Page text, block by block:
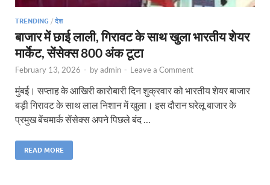
TRENDING / देश
बाजार में छाई लाली, गिरावट के साथ खुला भारतीय शेयर
मार्केट, सेंसेक्स 800 अंक टूटा
February 13, 2026 - byadmin - Leave a Comment
मुंबई। सप्ताह के आखिरी कारोबारी दिन शुक्रवार को भारतीय शेयर बाजार
बड़ी गिरावट के साथ लाल निशान में खुला। इस दौरान घरेलू बाजार के
प्रमुख बेंचमार्क सेंसेक्स अपने पिछले बंद …
READ MORE